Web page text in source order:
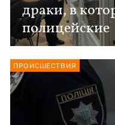
драки, в
полицейские
ПРОИСШЕСТВИЯ